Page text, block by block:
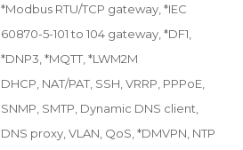
*Modbus RTU/TCP gateway, *IEC
60870-5-101 to 104 gateway, *DF1,
*DNP3, *MQTT, *LWM2M
DHCP, NAT/PAT, SSH, VRRP, PPPoE,
SNMP, SMTP, Dynamic DNS client,
DNS proxy, VLAN, QoS, *DMVPN, NTP